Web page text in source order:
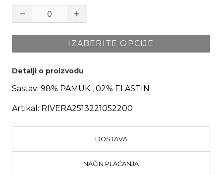
IZABERITE OPCIJE
Detalji o proizvodu
Sastav: 98% PAMUK , 02% ELASTIN
Artikal: RIVERA2513221052200
DOSTAVA
NAČIN PLAĆANJA